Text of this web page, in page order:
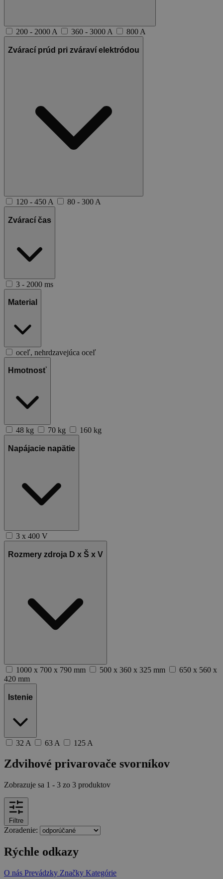
200 - 2000 A 360 - 3000 A 800 A
Zvárací prúd pri zváraví elektródou
120 - 450 A 80 - 300 A
Zvárací čas
3 - 2000 ms
Material
oceľ, nehrdzavejúca oceľ
Hmotnosť
48 kg 70 kg 160 kg
Napájacie napätie
3 x 400 V
Rozmery zdroja D x Š x V
1000 x 700 x 790 mm 500 x 360 x 325 mm
650 x 560 x
420 mm
Istenie
32 A 63 A 125 A
Zdvihové privarovače svorníkov
Zobrazuje sa 1 - 3 zo 3 produktov
Filtre
Zoradenie:
Rýchle odkazy
O nás Prevádzky Značky Kategórie